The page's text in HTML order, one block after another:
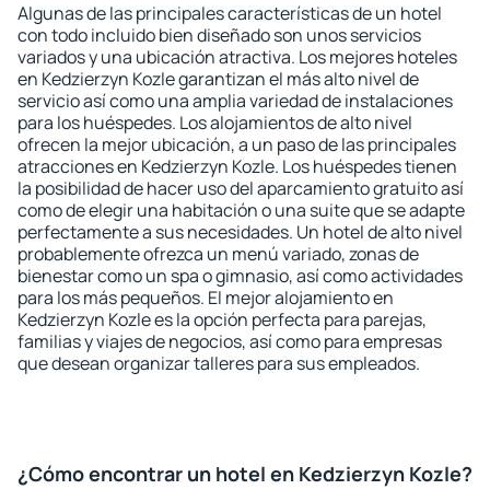
Algunas de las principales características de un hotel
con todo incluido bien diseñado son unos servicios
variados y una ubicación atractiva. Los mejores hoteles
en Kedzierzyn Kozle garantizan el más alto nivel de
servicio así como una amplia variedad de instalaciones
para los huéspedes. Los alojamientos de alto nivel
ofrecen la mejor ubicación, a un paso de las principales
atracciones en Kedzierzyn Kozle. Los huéspedes tienen
la posibilidad de hacer uso del aparcamiento gratuito así
como de elegir una habitación o una suite que se adapte
perfectamente a sus necesidades. Un hotel de alto nivel
probablemente ofrezca un menú variado, zonas de
bienestar como un spa o gimnasio, así como actividades
para los más pequeños. El mejor alojamiento en
Kedzierzyn Kozle es la opción perfecta para parejas,
familias y viajes de negocios, así como para empresas
que desean organizar talleres para sus empleados.
¿Cómo encontrar un hotel en Kedzierzyn Kozle?